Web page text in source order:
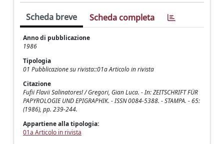
Scheda breve Scheda completa
Anno di pubblicazione
1986
Tipologia
01 Pubblicazione su rivista::01a Articolo in rivista
Citazione
Fufii Flavii Salinatores! / Gregori, Gian Luca. - In: ZEITSCHRIFT FÜR
PAPYROLOGIE UND EPIGRAPHIK. - ISSN 0084-5388. - STAMPA. - 65:
(1986), pp. 239-244.
Appartiene alla tipologia:
01a Articolo in rivista